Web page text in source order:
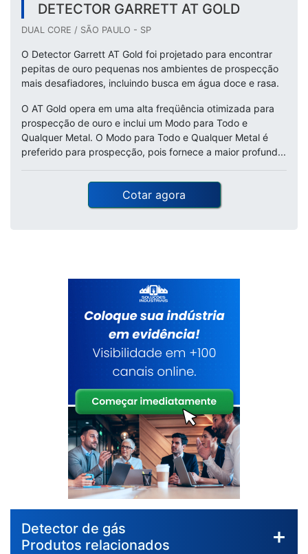
DETECTOR GARRETT AT GOLD
DUAL CORE / SÃO PAULO - SP
O Detector Garrett AT Gold foi projetado para encontrar
pepitas de ouro pequenas nos ambientes de prospecção
mais desafiadores, incluindo busca em água doce e rasa.
O AT Gold opera em uma alta freqüência otimizada para
prospecção de ouro e inclui um Modo para Todo e
Qualquer Metal. O Modo para Todo e Qualquer Metal é
preferido para prospecção, pois fornece a maior profund...
Cotar agora
Detector de gás
Produtos relacionados